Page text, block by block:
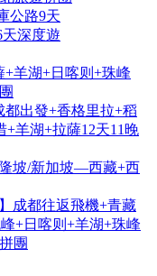
公路9天
天深度遊
羊湖+日喀则+珠峰
都出發+香格里拉+稻
羊湖+拉薩12天11晚
坡/新加坡—西藏+西
成都往返飛機+青藏
+日喀则+羊湖+珠峰
團